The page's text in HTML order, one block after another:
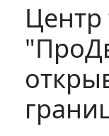
Центр